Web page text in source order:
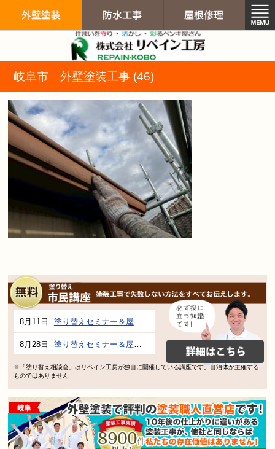
岐阜市 外壁塗装工事 (46)
8月11日 塗り替えセミナー＆屋根、外壁の塗り替え市民講座 inぎふメディアコスモス
8月28日 塗り替えセミナー＆屋根、外壁の塗り替え市民講座 inぎふメディアコスモス
※「塗り替え相談会」はリペイン工房が独自に開催している講座です。自治体が主催する
ものではありません